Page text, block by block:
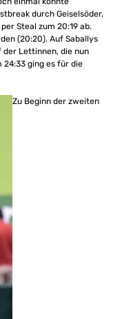
durch Geiselsöder,
Steal zum 20:19 ab.
(20:20). Auf Saballys
Lettinnen, die nun
24:33 ging es für die
Zu Beginn der zweiten